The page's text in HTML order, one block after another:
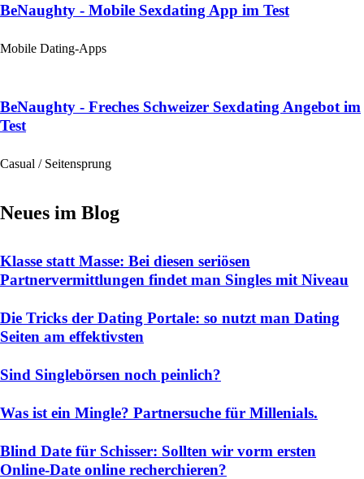
BeNaughty - Mobile Sexdating App im Test
Mobile Dating-Apps
BeNaughty - Freches Schweizer Sexdating Angebot im
Test
Casual / Seitensprung
Neues im Blog
Klasse statt Masse: Bei diesen seriösen
Partnervermittlungen findet man Singles mit Niveau
Die Tricks der Dating Portale: so nutzt man Dating
Seiten am effektivsten
Sind Singlebörsen noch peinlich?
Was ist ein Mingle? Partnersuche für Millenials.
Blind Date für Schisser: Sollten wir vorm ersten
Online-Date online recherchieren?